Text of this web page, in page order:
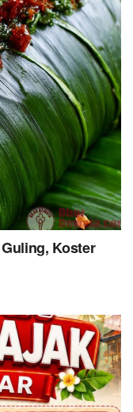
Koster